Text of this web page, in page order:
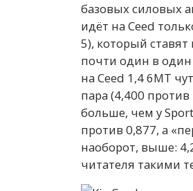
базовых силовых
идёт на Ceed
5), который
почти один в
на Ceed 1,4 6МТ
пара (4,400 против
больше, чем у
против 0,877, а
наоборот, выше:
читателя такими